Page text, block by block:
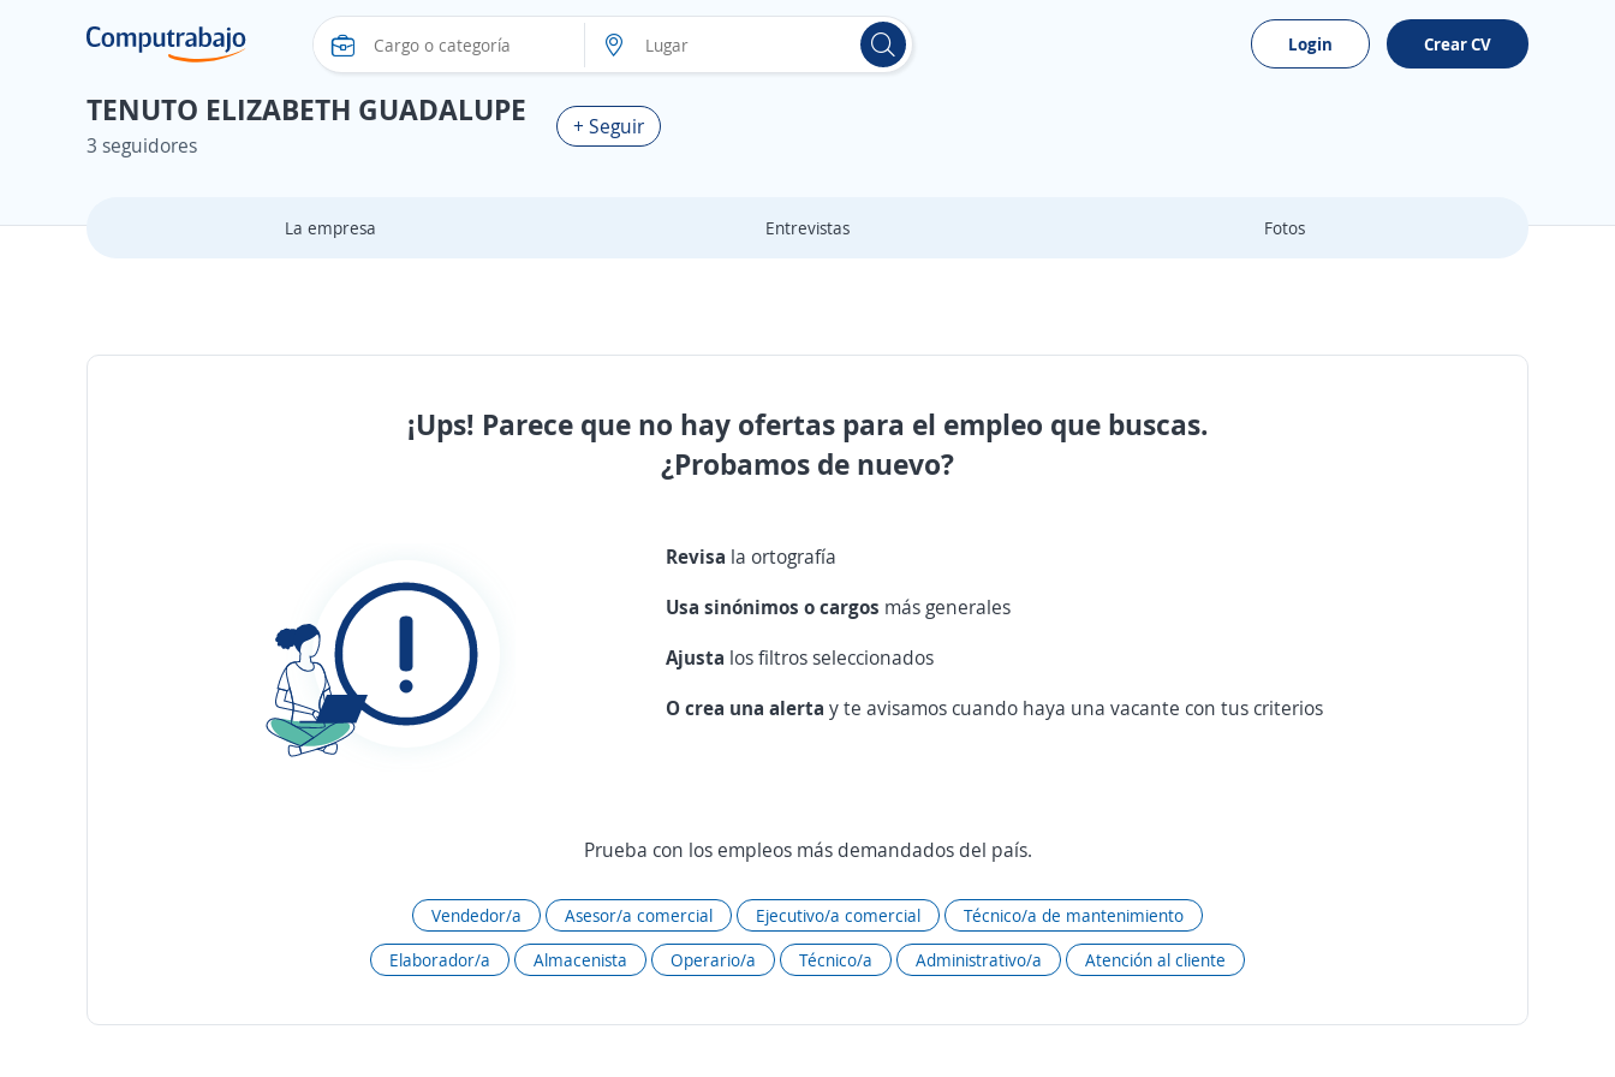
Login Crear CV
TENUTO ELIZABETH GUADALUPE
3 seguidores
+ Seguir
La empresa Entrevistas Fotos
¡Ups! Parece que no hay ofertas para el empleo que buscas.
¿Probamos de nuevo?
Revisa la ortografía
Usa sinónimos o cargos más generales
Ajusta los filtros seleccionados
O crea una alertay te avisamos cuando haya una vacante con tus criterios
Prueba con los empleos más demandados del país.
Vendedor/a Asesor/a comercial Ejecutivo/a comercial
Técnico/a de mantenimiento
Elaborador/a
Almacenista Operario/a Técnico/a Administrativo/a Atención al cliente